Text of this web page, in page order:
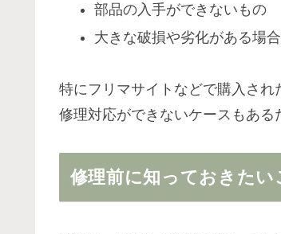
部品の入手ができないもの
大きな破損や劣化がある場合
特にフリマサイトなどで購入され
修理対応ができないケースもある
修理前に知っておきたい